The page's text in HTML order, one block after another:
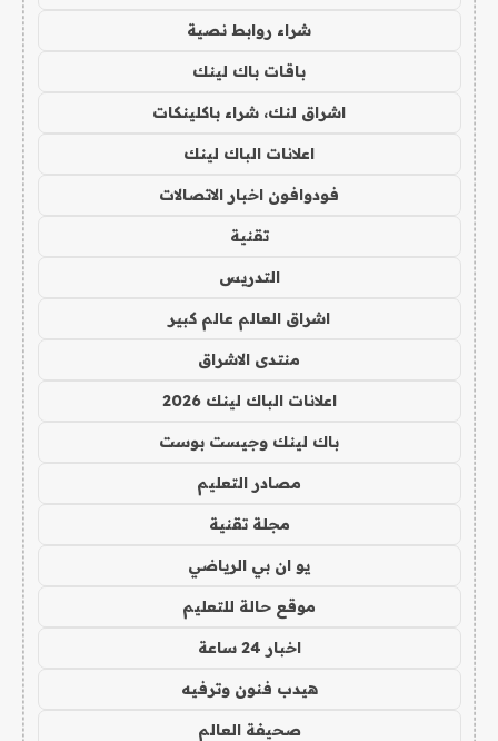
شراء روابط نصية
باقات باك لينك
اشراق لنك، شراء باكلينكات
اعلانات الباك لينك
فودوافون اخبار الاتصالات
تقنية
التدريس
اشراق العالم عالم كبير
منتدى الاشراق
اعلانات الباك لينك 2026
باك لينك وجيست بوست
مصادر التعليم
مجلة تقنية
يو ان بي الرياضي
موقع حالة للتعليم
اخبار 24 ساعة
هيدب فنون وترفيه
صحيفة العالم